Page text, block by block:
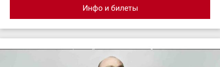
Инфо и билеты